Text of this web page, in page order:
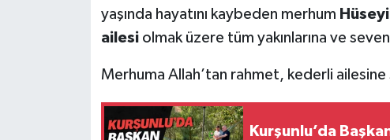
yaşında hayatını kaybeden merhum
ailesiolmak üzere tüm yakınlarına ve
Merhuma Allah’tan rahmet, kederli
Kurşunlu’da